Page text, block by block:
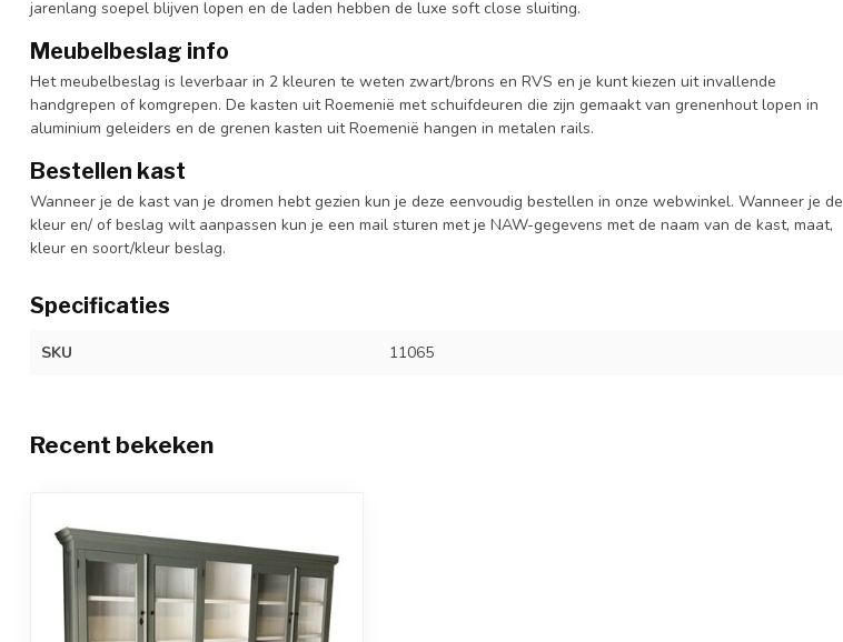
jarenlang soepel blijven lopen en de laden hebben de luxe soft close sluiting.
Meubelbeslag info
Het meubelbeslag is leverbaar in 2 kleuren te weten zwart/brons en RVS en je kunt kiezen uit invallende
handgrepen of komgrepen. De kasten uit Roemenië met schuifdeuren die zijn gemaakt van grenenhout lopen in
aluminium geleiders en de grenen kasten uit Roemenië hangen in metalen rails.
Bestellen kast
Wanneer je de kast van je dromen hebt gezien kun je deze eenvoudig bestellen in onze webwinkel. Wanneer je de
kleur en/ of beslag wilt aanpassen kun je een mail sturen met je NAW-gegevens met de naam van de kast, maat,
kleur en soort/kleur beslag.
Specificaties
SKU 11065
Recent bekeken